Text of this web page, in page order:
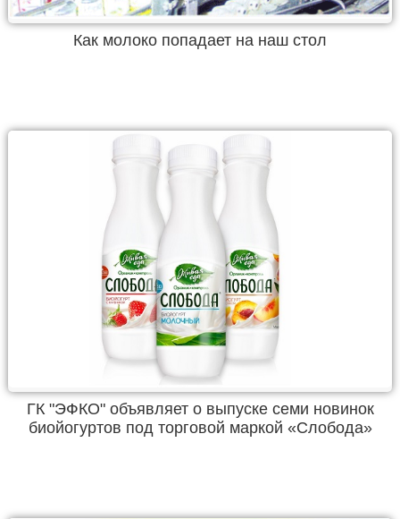
Как молоко попадает на наш стол
ГК "ЭФКО" объявляет о выпуске семи новинок
биойогуртов под торговой маркой «Слобода»